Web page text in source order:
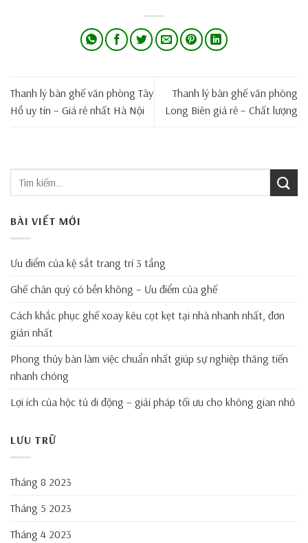
Thanh lý bàn ghế văn phòng Tây
Hồ uy tín – Giá rẻ nhất Hà Nội
Thanh lý bàn ghế văn phòng
Long Biên giá rẻ – Chất lượng
BÀI VIẾT MỚI
Ưu điểm của kệ sắt trang trí 3 tầng
Ghế chân quỳ có bền không – Ưu điểm của ghế
Cách khắc phục ghế xoay kêu cọt kẹt tại nhà nhanh nhất, đơn
giản nhất
Phong thủy bàn làm việc chuẩn nhất giúp sự nghiệp thăng tiến
nhanh chóng
Lợi ích của hộc tủ di động – giải pháp tối ưu cho không gian nhỏ
LƯU TRỮ
Tháng 8 2023
Tháng 5 2023
Tháng 4 2023